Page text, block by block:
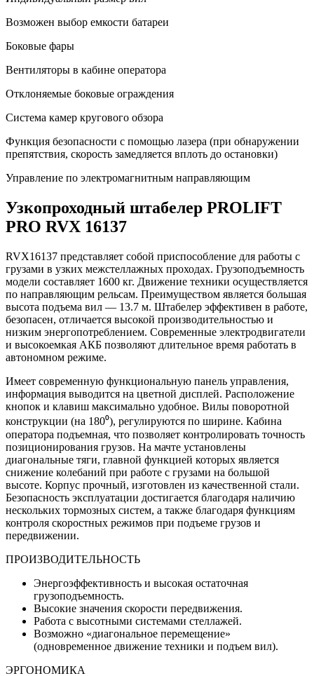
Возможен выбор емкости батареи
Боковые фары
Вентиляторы в кабине оператора
Отклоняемые боковые ограждения
Система камер кругового обзора
Функция безопасности с помощью лазера (при обнаружении
препятствия, скорость замедляется вплоть до остановки)
Управление по электромагнитным направляющим
Узкопроходный штабелер PROLIFT
PRO RVX 16137
RVX16137 представляет собой приспособление для работы с
грузами в узких межстеллажных проходах. Грузоподъемность
модели составляет 1600 кг. Движение техники осуществляется
по направляющим рельсам. Преимуществом является большая
высота подъема вил — 13.7 м. Штабелер эффективен в работе,
безопасен, отличается высокой производительностью и
низким энергопотреблением. Современные электродвигатели
и высокоемкая АКБ позволяют длительное время работать в
автономном режиме.
Имеет современную функциональную панель управления,
информация выводится на цветной дисплей. Расположение
кнопок и клавиш максимально удобное. Вилы поворотной
конструкции (на 180⁰), регулируются по ширине. Кабина
оператора подъемная, что позволяет контролировать точность
позиционирования грузов. На мачте установлены
диагональные тяги, главной функцией которых является
снижение колебаний при работе с грузами на большой
высоте. Корпус прочный, изготовлен из качественной стали.
Безопасность эксплуатации достигается благодаря наличию
нескольких тормозных систем, а также благодаря функциям
контроля скоростных режимов при подъеме грузов и
передвижении.
ПРОИЗВОДИТЕЛЬНОСТЬ
Энергоэффективность и высокая остаточная
грузоподъемность.
Высокие значения скорости передвижения.
Работа с высотными системами стеллажей.
Возможно «диагональное перемещение»
(одновременное движение техники и подъем вил).
ЭРГОНОМИКА